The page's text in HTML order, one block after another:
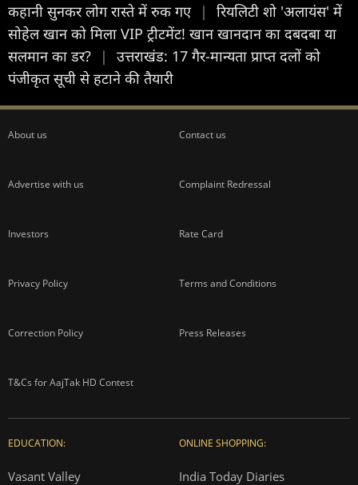
कहानी सुनकर लोग रास्ते में रुक गए |
रियलिटी शो 'अलायंस' में
सोहेल खान को मिला VIP ट्रीटमेंट! खान खानदान का दबदबा या
सलमान का डर?
|
उत्तराखंड: 17 गैर-मान्यता प्राप्त दलों को
पंजीकृत सूची से हटाने की तैयारी
About us Contact us
Advertise with us Complaint Redressal
Investors Rate Card
Privacy Policy Terms and Conditions
Correction Policy Press Releases
T&Cs for AajTak HD Contest
EDUCATION:
Vasant Valley
ONLINE SHOPPING:
India Today Diaries